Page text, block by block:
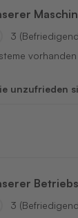
3
vorhanden
unzufrieden
3